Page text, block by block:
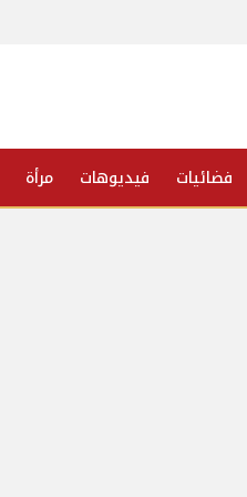
فضائيات فيديوهات مرأة